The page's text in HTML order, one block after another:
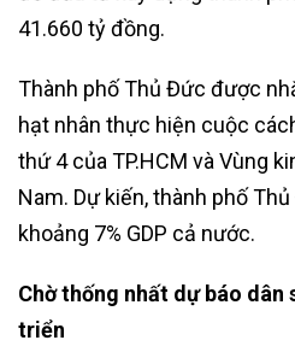
41.660 tỷ đồng.
Thành phố Thủ Đức được
hạt nhân thực hiện cuộc
thứ 4 của TP.HCM và Vùng
Nam. Dự kiến, thành phố
khoảng 7% GDP cả nước.
Chờ thống nhất dự báo dân
triển